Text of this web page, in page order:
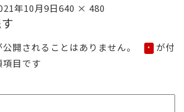
年10月9日フ
イ
640 × 480
開されることはありません。 *
が付
項目です